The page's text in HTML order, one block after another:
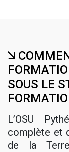
SOUS LE
L’OSU
complète et
de la